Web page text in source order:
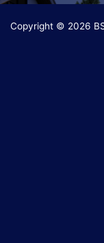
Copyright © 2026